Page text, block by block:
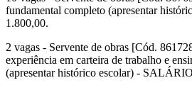
fundamental completo (apresentar
1.800,00.
2 vagas - Servente de obras [Cód.
experiência em carteira de trabalho e
(apresentar histórico escolar) -